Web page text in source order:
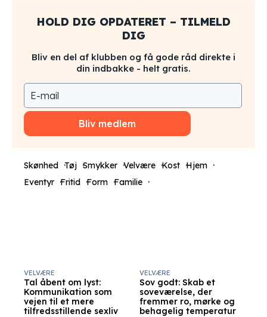
HOLD DIG OPDATERET – TILMELD
DIG
Bliv en del af klubben og få gode råd direkte i
din indbakke - helt gratis.
Bliv medlem
Skønhed Tøj Smykker Velvære Kost Hjem
Eventyr Fritid Form Familie
Tal åbent om lyst:
Kommunikation som
vejen til et mere
tilfredsstillende sexliv
VELVÆRE
Sov godt: Skab et
soveværelse, der
fremmer ro, mørke og
behagelig temperatur
VELVÆRE